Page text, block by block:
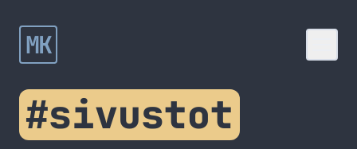
MK
#sivustot